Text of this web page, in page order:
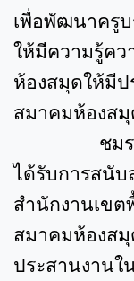
เพื่อพัฒนาครูบ
ให้มีความรู้คว
ห้องสมุดให้มีป
สมาคมห้องสมุ
ชมรมบรร
ได้รับการสนับ
สำนักงานเข
สมาคมห้องส
ประสานงาน